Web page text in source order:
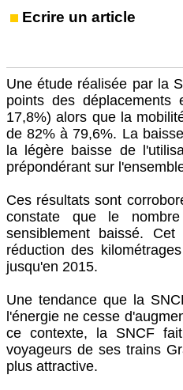
Ecrire un article
Une étude réalisée par la
points des
17,8%) alors que la
de 82% à 79,6%. La
la légère baisse de
prépondérant sur
Ces résultats sont
constate que le
sensiblement baissé.
réduction des
jusqu'en 2015.
Une tendance que la
l'énergie ne cesse
ce contexte, la SNCF
voyageurs de ses trains
plus attractive.